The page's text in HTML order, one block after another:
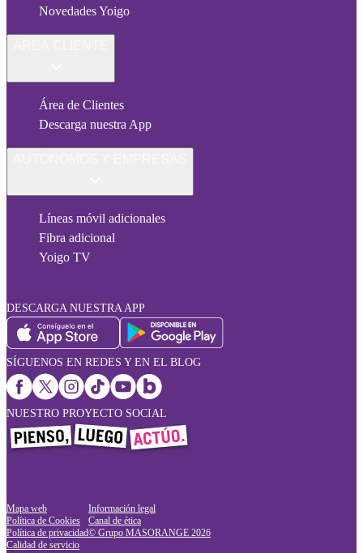
Novedades Yoigo
Área de Clientes
Descarga nuestra App
Líneas móvil adicionales
Fibra adicional
Yoigo TV
DESCARGA NUESTRA APP
SÍGUENOS EN REDES Y EN EL BLOG
NUESTRO PROYECTO SOCIAL
Mapa web
Política de Cookies
Política de privacidad
Calidad de servicio
Información legal
Canal de ética
© Grupo MASORANGE 2026